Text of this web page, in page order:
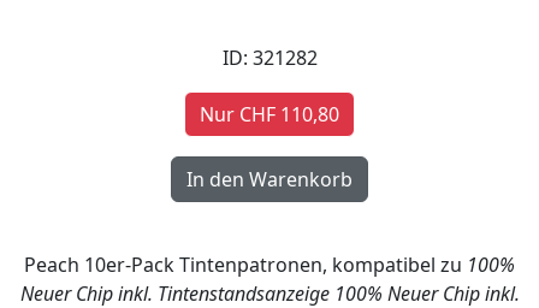
ID: 321282
Nur CHF 110,80
Peach 10er-Pack Tintenpatronen, kompatibel zu 100%
Neuer Chip inkl. Tintenstandsanzeige 100% Neuer Chip inkl.